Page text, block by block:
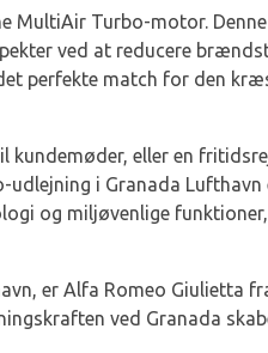
Turbo-motor.
ved at reducere
perfekte match for den
eller en
i Granada
og miljøvenlige
er Alfa Romeo Giulietta
ved Granada